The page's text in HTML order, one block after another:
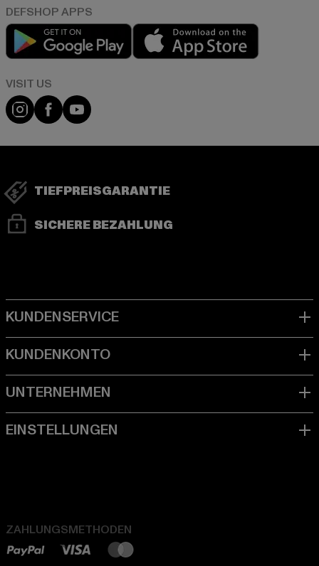
Play market
Visit our Instagram page:
Visit our Facebook page:
Visit our YouTube channel:
TIEFPREISGARANTIE
SICHERE BEZAHLUNG
ZAHLUNGSMETHODEN